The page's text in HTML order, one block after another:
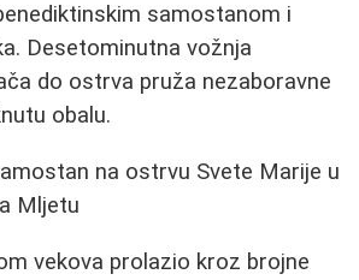
samostanom i
Desetominutna vožnja
do ostrva pruža nezaboravne
obalu.
vekova prolazio kroz brojne